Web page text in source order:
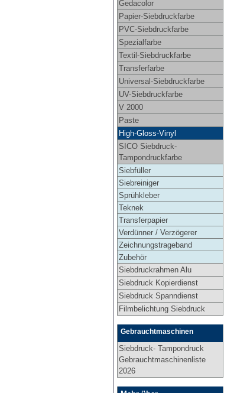
Gedacolor
Papier-Siebdruckfarbe
PVC-Siebdruckfarbe
Spezialfarbe
Textil-Siebdruckfarbe
Transferfarbe
Universal-Siebdruckfarbe
UV-Siebdruckfarbe
V 2000
Paste
High-Gloss-Vinyl
SICO Siebdruck-
Tampondruckfarbe
Siebfüller
Siebreiniger
Sprühkleber
Teknek
Transferpapier
Verdünner / Verzögerer
Zeichnungstrageband
Zubehör
Siebdruckrahmen Alu
Siebdruck Kopierdienst
Siebdruck Spanndienst
Filmbelichtung Siebdruck
Gebrauchtmaschinen
Siebdruck- Tampondruck
Gebrauchtmaschinenliste
2026